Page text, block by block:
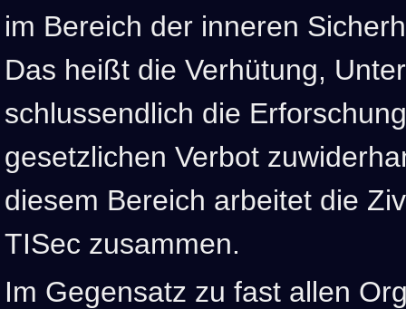
im Bereich der inneren
Das heißt die Verhütung,
schlussendlich die
gesetzlichen Verbot
diesem Bereich arbeitet die
TISec zusammen.
Im Gegensatz zu fast allen